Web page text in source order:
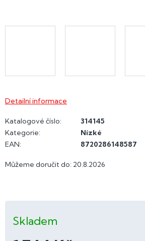
Můžeme doručit do: 20.8.2026
Skladem
Detailní informace
Katalogové číslo:
314145
Kategorie:
Nízké
EAN: 8720286148587